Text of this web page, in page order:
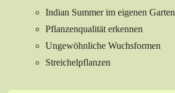
Indian Summer im eigenen Garten
Pflanzenqualität erkennen
Ungewöhnliche Wuchsformen
Streichelpflanzen